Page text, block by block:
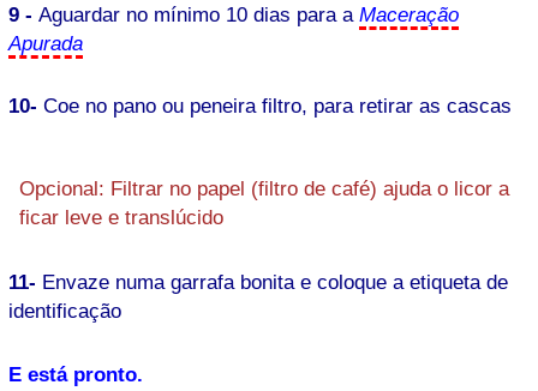
9 -Aguardar no mínimo 10 dias para aMaceração
Apurada
10-Coe no pano ou peneira filtro, para retirar as cascas
Opcional: Filtrar no papel (filtro de café) ajuda o licor a
ficar leve e translúcido
11- Envaze numa garrafa bonita e coloque a etiqueta de
identificação
E está pronto.